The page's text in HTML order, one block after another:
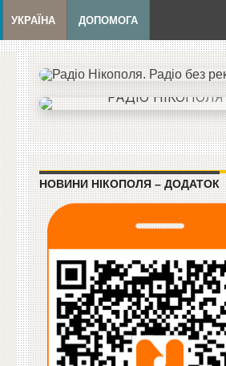
УКРАЇНА ДОПОМОГА
НОВИНИ НІКОПОЛЯ – ДОДАТОК